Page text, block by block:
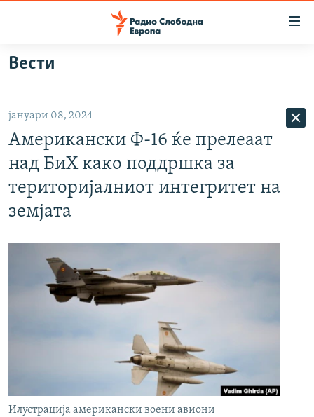
Оди
на
Оди
на
главната
навигација
на
пребарување
ВИЗУЕЛНО
ВЕСТИ
ШТО ТРЕБА ДА ЗНАЕТЕ
ПРИЈАВИ СЕ ЗА ЊУЗЛЕТЕР
ПОДКАСТ ЗОШТО?
СЛЕДЕТЕ НЕ
Вести
јануари 08, 2024
Американски Ф-16 ќе прелеаат
над БиХ како поддршка за
територијалниот интегритет на
земјата
Илустрација американски воени авиони